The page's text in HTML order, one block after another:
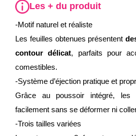
Les + du produit
-Motif naturel et réaliste
Les feuilles obtenues présentent
contour délicat, parfaits pour
comestibles.
-Système d’éjection pratique et
Grâce au poussoir intégré, les
facilement sans se déformer ni
-Trois tailles variées